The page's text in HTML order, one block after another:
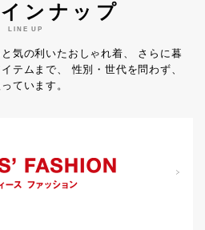
ンナップ
LINE UP
気の利いたおしゃれ着、
さらに暮
テムまで、
性別・世代を問わず、
ています。